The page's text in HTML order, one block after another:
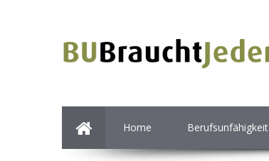
Home Berufsunfähigkeit